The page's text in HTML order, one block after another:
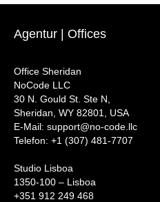
Agentur | Offices
Office Sheridan
NoCode LLC
30 N. Gould St. Ste N,
Sheridan, WY 82801, USA
‍E-Mail: support@no-code.llc
Telefon: +1 (307) 481-7707
Studio Lisboa
1350-100 – Lisboa
+351 912 249 468